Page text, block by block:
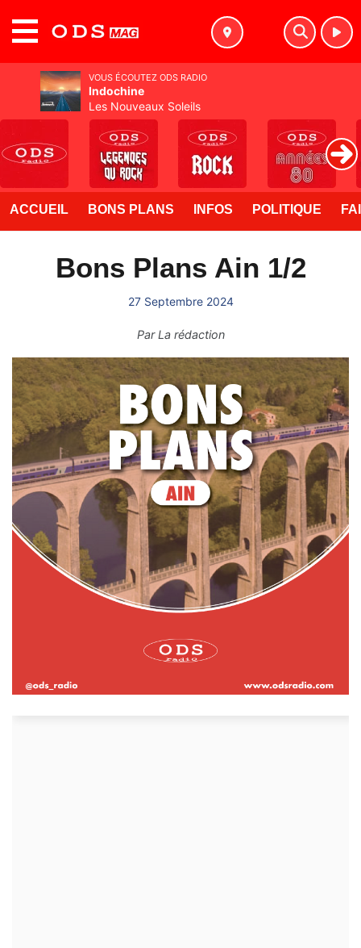
ACCUEIL BONS PLANS INFOS POLITIQUE
Bons Plans Ain 1/2
27 Septembre 2024
ParLa rédaction
VOUS ÉCOUTEZ ODS RADIO
Indochine
Les Nouveaux Soleils